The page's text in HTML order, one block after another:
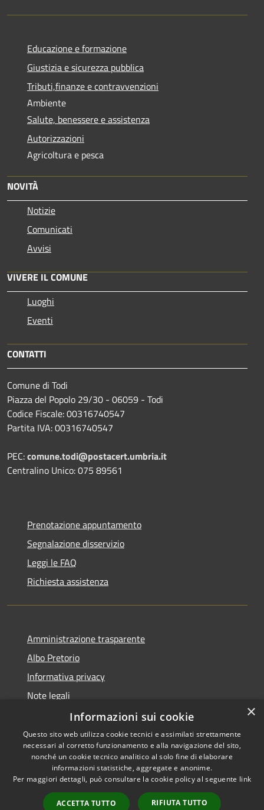
Educazione e formazione
Giustizia e sicurezza pubblica
Tributi,finanze e contravvenzioni
Ambiente
Salute, benessere e assistenza
Autorizzazioni
Agricoltura e pesca
NOVITÀ
Notizie
Comunicati
Avvisi
VIVERE IL COMUNE
Luoghi
Eventi
CONTATTI
Comune di Todi
Piazza del Popolo 29/30 - 06059 - Todi
Codice Fiscale: 00316740547
Partita IVA: 00316740547
PEC:comune.todi@postacert.umbria.it
Centralino Unico: 075 89561
Prenotazione appuntamento
Segnalazione disservizio
Leggi le FAQ
Richiesta assistenza
Amministrazione trasparente
Albo Pretorio
Informativa privacy
Note legali
Dichiarazione di accessibilità
RSS
Accessibilità
Copyright © 2026 • Comune di
Todi • Powered by
Municipium•
Accesso
×
Informazioni sui cookie
Questo sito web utilizza cookie tecnici e assimilati strettamente
necessari al corretto funzionamento e alla navigazione del sito,
nonché un cookie tecnico analitico al solo fine di elaborare
informazioni statistiche, aggregate e anonime.
Per maggiori dettagli, può consultare la cookie policy al seguente link
ACCETTA TUTTO RIFIUTA TUTTO